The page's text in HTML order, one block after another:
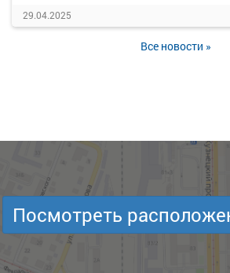
29.04.2025
Все новости »
Посмотреть